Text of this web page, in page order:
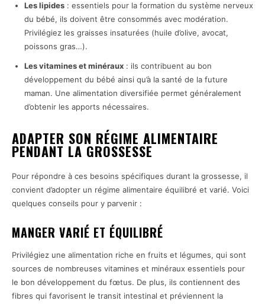
Les lipides : essentiels pour la formation du système nerveux
du bébé, ils doivent être consommés avec modération.
Privilégiez les graisses insaturées (huile d’olive, avocat,
poissons gras…).
Les vitamines et minéraux : ils contribuent au bon
développement du bébé ainsi qu’à la santé de la future
maman. Une alimentation diversifiée permet généralement
d’obtenir les apports nécessaires.
ADAPTER SON RÉGIME ALIMENTAIRE
PENDANT LA GROSSESSE
Pour répondre à ces besoins spécifiques durant la grossesse, il
convient d’adopter un régime alimentaire équilibré et varié. Voici
quelques conseils pour y parvenir :
MANGER VARIÉ ET ÉQUILIBRÉ
Privilégiez une alimentation riche en fruits et légumes, qui sont
sources de nombreuses vitamines et minéraux essentiels pour
le bon développement du fœtus. De plus, ils contiennent des
fibres qui favorisent le transit intestinal et préviennent la